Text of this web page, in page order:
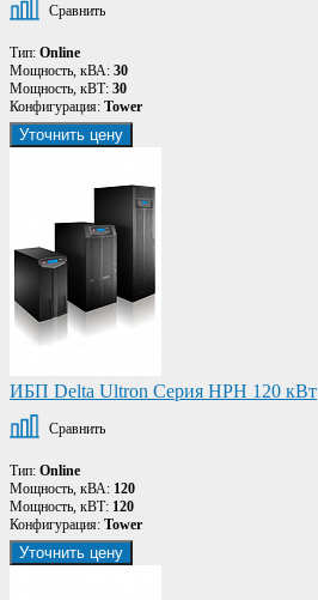
Сравнить
Тип: Online
Мощность, кВА: 30
Мощность, кВТ: 30
Конфигурация: Tower
Уточнить цену
ИБП Delta Ultron Серия HPH 120 кВт
Сравнить
Тип: Online
Мощность, кВА: 120
Мощность, кВТ: 120
Конфигурация: Tower
Уточнить цену